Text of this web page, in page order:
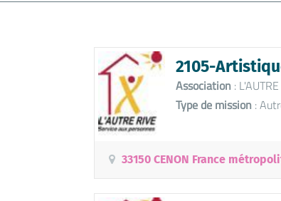
2105-
Association :
Type de mission :
33150 CENON France